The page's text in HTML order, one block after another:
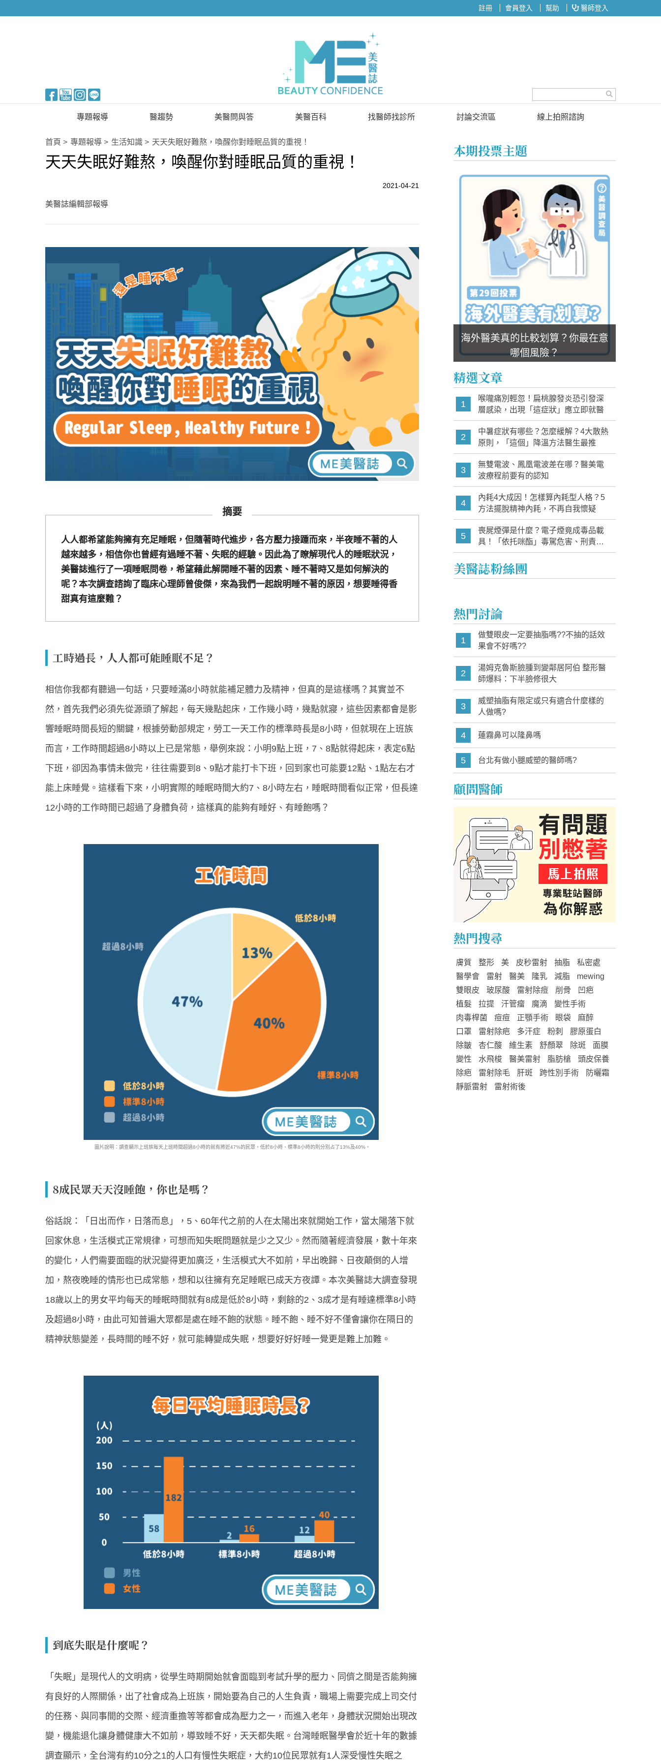
註冊 會員登入 幫助 醫師登入
專題報導
新知快訊
醫美整形
生活知識
心理健康
名醫問診室
醫趨勢
美醫FUN知識
國際新知
美醫問與答
已解決問題
待解決問題
美醫百科 找醫師找診所 討論交流區
投票區
線上拍照諮詢
首頁 專題報導 生活知識 天天失眠好難熬，喚醒你對睡眠品質的重視！
天天失眠好難熬，喚醒你對睡眠品質的重視！
2021-04-21
美醫誌編輯部報導
摘要
人人都希望能夠擁有充足睡眠，但隨著時代進步，各方壓力接踵而來，半夜睡不著的人
越來越多，相信你也曾經有過睡不著、失眠的經驗。因此為了瞭解現代人的睡眠狀況，
美醫誌進行了一項睡眠問卷，希望藉此解開睡不著的因素、睡不著時又是如何解決的
呢？本次調查諮詢了臨床心理師曾俊傑，來為我們一起說明睡不著的原因，想要睡得香
甜真有這麼難？
工時過長，人人都可能睡眠不足？
相信你我都有聽過一句話，只要睡滿8小時就能補足體力及精神，但真的是這樣嗎？其實並不
然，首先我們必須先從源頭了解起，每天幾點起床，工作幾小時，幾點就寢，這些因素都會是影
響睡眠時間長短的關鍵，根據勞動部規定，勞工一天工作的標準時長是8小時，但就現在上班族
而言，工作時間超過8小時以上已是常態，舉例來說：小明9點上班，7、8點就得起床，表定6點
下班，卻因為事情未做完，往往需要到8、9點才能打卡下班，回到家也可能要12點、1點左右才
能上床睡覺。這樣看下來，小明實際的睡眠時間大約7、8小時左右，睡眠時間看似正常，但長達
12小時的工作時間已超過了身體負荷，這樣真的能夠有睡好、有睡飽嗎？
圖片說明：調查顯示上班族每天上班時間超過8小時的就有將近47%的民眾，低於8小時、標準8小時的則分別占了13%及40%。
8成民眾天天沒睡飽，你也是嗎？
俗話說：「日出而作，日落而息」，5、60年代之前的人在太陽出來就開始工作，當太陽落下就
回家休息，生活模式正常規律，可想而知失眠問題就是少之又少。然而隨著經濟發展，數十年來
的變化，人們需要面臨的狀況變得更加廣泛，生活模式大不如前，早出晚歸、日夜顛倒的人增
加，熬夜晚睡的情形也已成常態，想和以往擁有充足睡眠已成天方夜譚。本次美醫誌大調查發現
18歲以上的男女平均每天的睡眠時間就有8成是低於8小時，剩餘的2、3成才是有睡達標準8小時
及超過8小時，由此可知普遍大眾都是處在睡不飽的狀態。睡不飽、睡不好不僅會讓你在隔日的
精神狀態變差，長時間的睡不好，就可能轉變成失眠，想要好好好睡一覺更是難上加難。
到底失眠是什麼呢？
「失眠」是現代人的文明病，從學生時期開始就會面臨到考試升學的壓力、同儕之間是否能夠擁
有良好的人際關係，出了社會成為上班族，開始要為自己的人生負責，職場上需要完成上司交付
的任務、與同事間的交際、經濟重擔等等都會成為壓力之一，而進入老年，身體狀況開始出現改
變，機能退化讓身體健康大不如前，導致睡不好，天天都失眠。台灣睡眠醫學會於近十年的數據
調查顯示，全台灣有約10分之1的人口有慢性失眠症，大約10位民眾就有1人深受慢性失眠之
本期投票主題
海外醫美真的比較划算？你最在意
哪個風險？
精選文章
1
喉嚨痛別輕忽！扁桃腺發炎恐引發深
層感染，出現「這症狀」應立即就醫
2
中暑症狀有哪些？怎麼緩解？4大散熱
原則，「這個」降溫方法醫生最推
3
無雙電波、鳳凰電波差在哪？醫美電
波療程前要有的認知
4
內耗4大成因！怎樣算內耗型人格？5
方法擺脫精神內耗，不再自我懷疑
5
喪屍煙彈是什麼？電子煙竟成毒品載
具！「依托咪酯」毒駕危害、刑責與
家長必知警訊
美醫誌粉絲團
熱門討論
1
做雙眼皮一定要抽脂嗎??不抽的話效
果會不好嗎??
2
湯姆克魯斯臉腫到變鄰居阿伯 整形醫
師爆料：下半臉修很大
3
威塑抽脂有限定或只有適合什麼樣的
人做嗎?
4 蓮霧鼻可以隆鼻嗎
5 台北有做小腿威塑的醫師嗎?
顧問醫師
熱門搜尋
膚質 整形 美 皮秒雷射 抽脂
私密處
醫學會
雷射 醫美 隆乳 減脂
mewing
雙眼皮
玻尿酸 雷射除痘 削骨
凹疤
植髮
拉提 汗管瘤 魔滴
變性手術
肉毒桿菌
痘痘 正顎手術 眼袋
麻醉
口罩
雷射除疤 多汗症 粉刺
膠原蛋白
除皺
杏仁酸 維生素 舒顏翠 除斑
面膜
變性
水飛梭 醫美雷射 脂肪槍
頭皮保養
除疤
雷射除毛 肝斑 跨性別手術
防曬霜
靜脈雷射
雷射術後